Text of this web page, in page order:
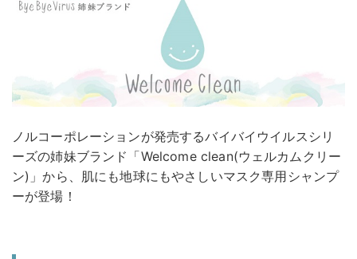
ノルコーポレーションが発売するバイバイウイルスシリ
ーズの姉妹ブランド「Welcome clean(ウェルカムクリー
ン)」から、肌にも地球にもやさしいマスク専用シャンプ
ーが登場！